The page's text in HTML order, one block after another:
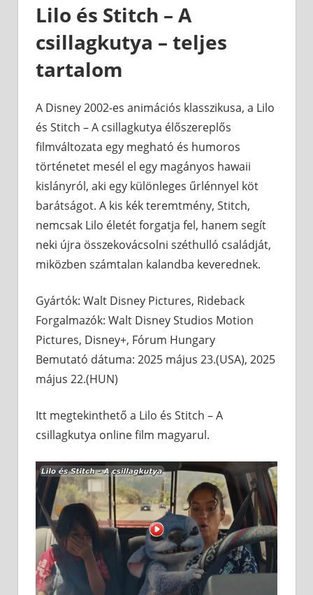
Lilo és Stitch – A
csillagkutya – teljes
tartalom
A Disney 2002-es animációs klasszikusa, a Lilo
és Stitch – A csillagkutya élőszereplős
filmváltozata egy megható és humoros
történetet mesél el egy magányos hawaii
kislányról, aki egy különleges űrlénnyel köt
barátságot. A kis kék teremtmény, Stitch,
nemcsak Lilo életét forgatja fel, hanem segít
neki újra összekovácsolni széthulló családját,
miközben számtalan kalandba keverednek.
Gyártók: Walt Disney Pictures, Rideback
Forgalmazók: Walt Disney Studios Motion
Pictures, Disney+, Fórum Hungary
Bemutató dátuma: 2025 május 23.(USA), 2025
május 22.(HUN)
Itt megtekinthető a Lilo és Stitch – A
csillagkutya online film magyarul.